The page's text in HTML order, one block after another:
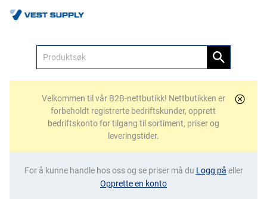
Velkommen til vår B2B-nettbutikk! Nettbutikken er
forbeholdt registrerte bedriftskunder, opprett
bedriftskonto for tilgang til sortiment, priser og
leveringstider.
For å kunne handle hos oss og se priser må du Logg på eller
Opprette en konto